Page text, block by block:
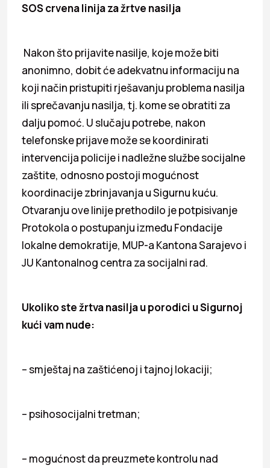
SOS crvena linija za žrtve nasilja
Nakon što prijavite nasilje, koje može biti
anonimno, dobit će adekvatnu informaciju na
koji način pristupiti rješavanju problema nasilja
ili sprečavanju nasilja, tj. kome se obratiti za
dalju pomoć. U slučaju potrebe, nakon
telefonske prijave može se koordinirati
intervencija policije i nadležne službe socijalne
zaštite, odnosno postoji mogućnost
koordinacije zbrinjavanja u Sigurnu kuću.
Otvaranju ove linije prethodilo je potpisivanje
Protokola o postupanju između Fondacije
lokalne demokratije, MUP-a Kantona Sarajevo i
JU Kantonalnog centra za socijalni rad.
Ukoliko ste žrtva nasilja u porodici u Sigurnoj
kući vam nude:
– smještaj na zaštićenoj i tajnoj lokaciji;
– psihosocijalni tretman;
– mogućnost da preuzmete kontrolu nad